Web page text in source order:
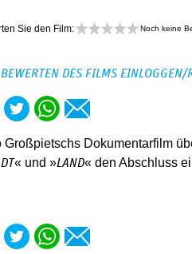
Sie den Film: Noch keine
DES FILMS EINLOGGEN/
Großpietschs Dokumentarfilm
« und »LAND« den Abschluss